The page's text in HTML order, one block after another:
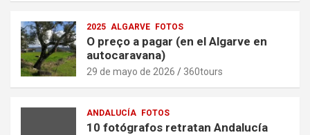
2025 ALGARVE FOTOS
O preço a pagar (en el Algarve en
autocaravana)
29 de mayo de 2026 360tours
ANDALUCÍA FOTOS
10 fotógrafos retratan Andalucía